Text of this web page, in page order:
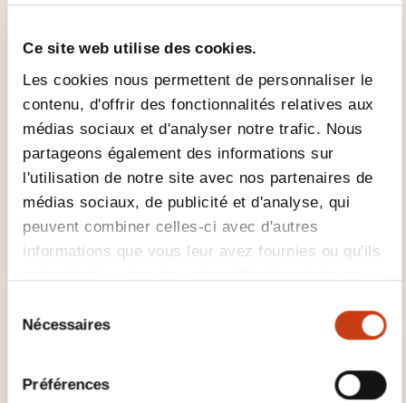
Ce site web utilise des cookies.
Les cookies nous permettent de personnaliser le
contenu, d'offrir des fonctionnalités relatives aux
médias sociaux et d'analyser notre trafic. Nous
partageons également des informations sur
l'utilisation de notre site avec nos partenaires de
médias sociaux, de publicité et d'analyse, qui
peuvent combiner celles-ci avec d'autres
informations que vous leur avez fournies ou qu'ils
ont collectées lors de votre utilisation de leurs
Nécessaires
Préférences
PARLE-T-ON?
Toute personne ayant atteint ce niveau:
Peut comprendre le contenu essentiel de sujets
compris une discussion technique dans sa
spécialité.
Peut communiquer avec un degré de
spontanéité et d'aisance tel qu'une
conversation avec un locuteur natif ne
Peut s'exprimer de façon claire et détaillée sur
une grande gamme de sujets, émettre un avis
sur un sujet d’actualité et exposer les avantages
et les inconvénients de différentes possibilités.